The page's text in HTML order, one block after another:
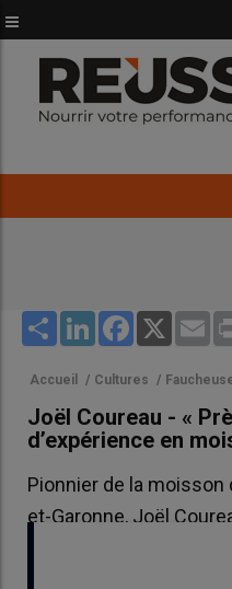
au
contenu
principal
Share LinkedInFacebook
X
Accueil / Cultures /
Joël Coureau - «
d’expérience en
Pionnier de la
et-Garonne, Joël